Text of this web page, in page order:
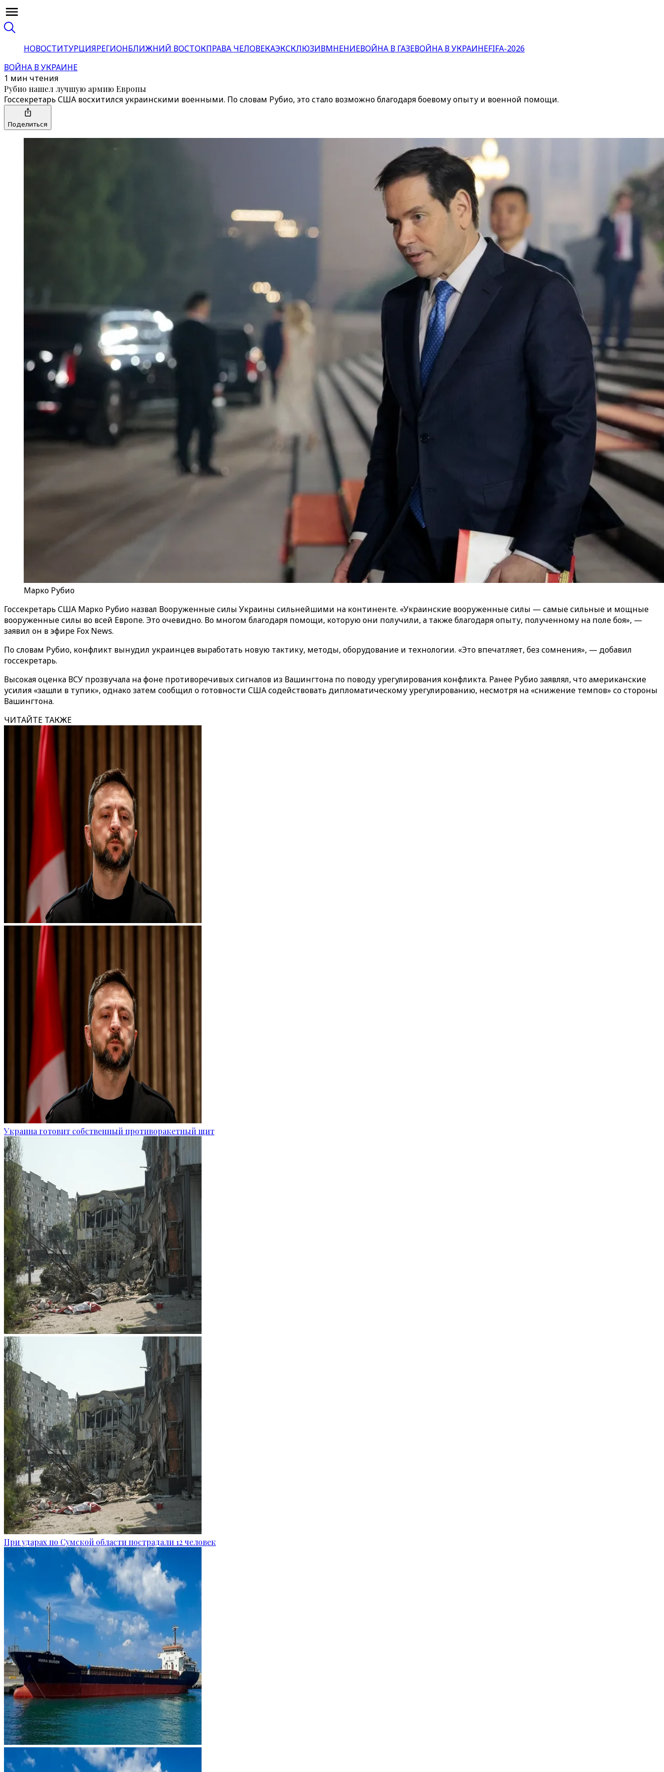
НОВОСТИТУРЦИЯРЕГИОНБЛИЖНИЙ ВОСТОКПРАВА ЧЕЛОВЕКАЭКСКЛЮЗИВМНЕНИЕВОЙНА В ГАЗЕВОЙНА В УКРАИНЕFIFA-2026
ВОЙНА В УКРАИНЕ
1 мин чтения
Рубио нашел лучшую армию Европы
Госсекретарь США восхитился украинскими военными. По словам Рубио, это стало возможно благодаря боевому опыту и военной помощи.
Поделиться
Марко Рубио
Госсекретарь США Марко Рубио назвал Вооруженные силы Украины сильнейшими на континенте. «Украинские вооруженные силы — самые сильные и мощные
вооруженные силы во всей Европе. Это очевидно. Во многом благодаря помощи, которую они получили, а также благодаря опыту, полученному на поле боя», —
заявил он в эфире Fox News.
По словам Рубио, конфликт вынудил украинцев выработать новую тактику, методы, оборудование и технологии. «Это впечатляет, без сомнения», — добавил
госсекретарь.
Высокая оценка ВСУ прозвучала на фоне противоречивых сигналов из Вашингтона по поводу урегулирования конфликта. Ранее Рубио заявлял, что американские
усилия «зашли в тупик», однако затем сообщил о готовности США содействовать дипломатическому урегулированию, несмотря на «снижение темпов» со стороны
Вашингтона.
ЧИТАЙТЕ ТАКЖЕ
Украина готовит собственный противоракетный щит
При ударах по Сумской области пострадали 12 человек